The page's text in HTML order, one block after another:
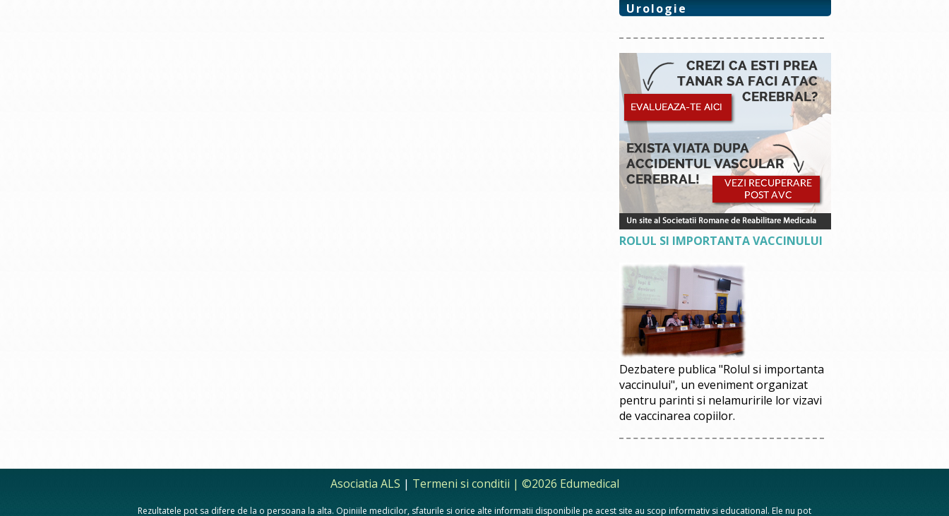
Urologie
ROLUL SI IMPORTANTA VACCINULUI
Dezbatere publica "Rolul si importanta
vaccinului", un eveniment organizat
pentru parinti si nelamuririle lor vizavi
de vaccinarea copiilor.
Asociatia ALS | Termeni si conditii | ©2026 Edumedical
Rezultatele pot sa difere de la o persoana la alta. Opiniile medicilor, sfaturile si orice alte informatii disponibile pe acest site au scop informativ si educational. Ele nu pot